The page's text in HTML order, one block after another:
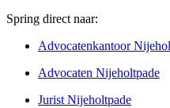
Spring direct naar:
Advocatenkantoor
Advocaten Nijeholtpade
Jurist Nijeholtpade